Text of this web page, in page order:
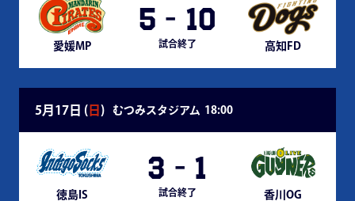
愛媛MP
5 - 10
試合終了 高知FD
5月17日 ( 日 ) むつみスタジアム 18:00
徳島IS
3 - 1
試合終了 香川OG